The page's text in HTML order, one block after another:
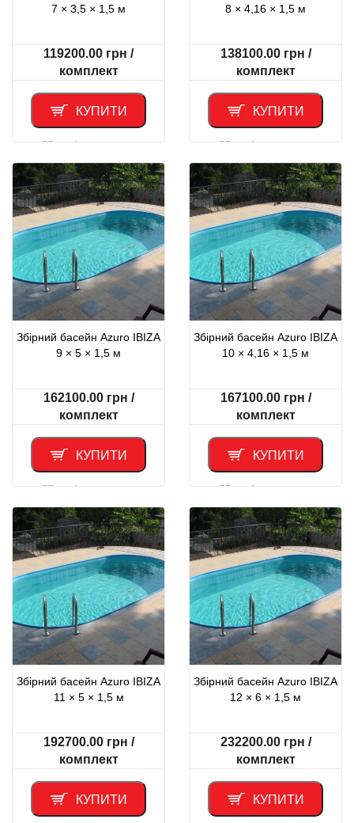
7 × 3,5 × 1,5 м
119200.00 грн /
комплект
КУПИТИ
8 × 4,16 × 1,5 м
138100.00 грн /
комплект
КУПИТИ
Збірний басейн Azuro IBIZA
9 × 5 × 1,5 м
162100.00 грн /
комплект
КУПИТИ
Збірний басейн Azuro IBIZA
10 × 4,16 × 1,5 м
167100.00 грн /
комплект
КУПИТИ
Збірний басейн Azuro IBIZA
11 × 5 × 1,5 м
192700.00 грн /
комплект
КУПИТИ
Збірний басейн Azuro IBIZA
12 × 6 × 1,5 м
232200.00 грн /
комплект
КУПИТИ